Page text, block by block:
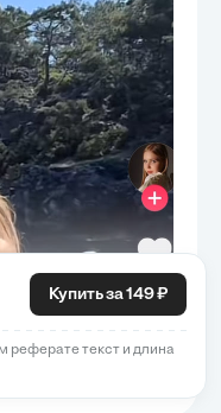
Купить за 149 ₽
реферате текст и длина